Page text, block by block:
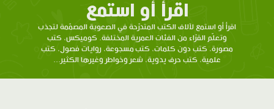
اقرأ أو استمع
اقرأ أو استمع لآلاف الكتب المتدرّحة في الصعوبة المصمّمة لتجذب
وتعلّم القرّاء من الفئات العمرية المختلفة. كوميكس، كتب
مصورة، كتب دون كلمات، كتب مسجوعة، روايات فصول، كتب
علمية، كتب حرف يدوية، شعر وخواطر وغيرها الكثير...